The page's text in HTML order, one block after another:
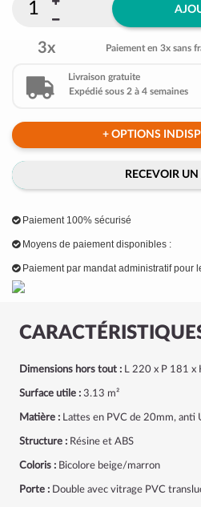
Dimensions hors tout : L 220 x P 181 x
Surface utile : 3.13 m²
Matière : Lattes en PVC de 20mm, anti
Structure : Résine et ABS
Coloris : Bicolore beige/marron
Porte : Double avec vitrage PVC
3x Paiement en 3x sans
Livraison gratuite
Expédié sous 2 à 4 semaines
+ OPTIONS
RECEVOIR
Paiement 100% sécurisé
Moyens de paiement disponibles :
Paiement par mandat administratif pour